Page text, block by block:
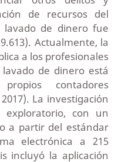
de recursos del
lavado de dinero fue
Actualmente, la
a los profesionales
de dinero está
contadores
La investigación
con un
a partir del estándar
electrónica a 215
incluyó la aplicación